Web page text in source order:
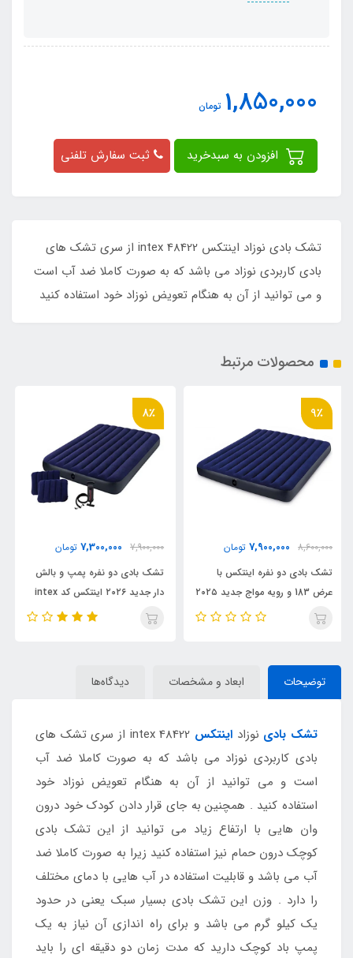
1,850,000 تومان
ثبت سفارش تلفنی
تشک بادی نوزاد اینتکس intex 48422 از سری تشک های
بادی کاربردی نوزاد می باشد که به صورت کاملا ضد آب است
و می توانید از آن به هنگام تعویض نوزاد خود استفاده کنید
محصولات مرتبط
7,900,000
7,300,000
تشک بادی دو نفره پمپ و بالش
دار جدید ۲۰۲۶ اینتکس کد intex
16٪
6,500,000
5,500,000
تشک بادی دو نفره اینتکس جدید
۲۰۲۵ با رویه جیر کد intex 6۴759
توضیحات ابعاد و مشخصات دیدگاه‌ها
تشک بادی نوزاد اینتکس
intex 48422 از سری تشک های
بادی کاربردی نوزاد می باشد که به صورت کاملا ضد آب
است و می توانید از آن به هنگام تعویض نوزاد خود
استفاده کنید . همچنین به جای قرار دادن کودک خود درون
وان هایی با ارتفاع زیاد می توانید از این تشک بادی
کوچک درون حمام نیز استفاده کنید زیرا به صورت کاملا ضد
آب می باشد و قابلیت استفاده در آب هایی با دمای مختلف
را دارد . وزن این تشک بادی بسیار سبک یعنی در حدود
یک کیلو گرم می باشد و برای راه اندازی آن نیاز به یک
پمپ باد کوچک دارید که مدت زمان دو دقیقه ای را باید